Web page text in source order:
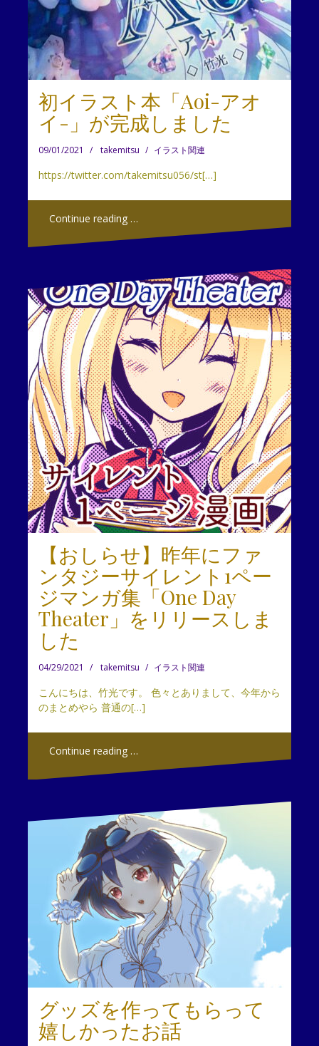
初イラスト本「Aoi-アオ
イ-」が完成しました
09/01/2021 takemitsu イラスト関連
https://twitter.com/takemitsu056/st[…]
Continue reading …
【おしらせ】昨年にファ
ンタジーサイレント1ペー
ジマンガ集「One Day
Theater」をリリースしま
した
04/29/2021 takemitsu イラスト関連
こんにちは、竹光です。 色々とありまして、今年から
のまとめやら 普通の[…]
Continue reading …
グッズを作ってもらって
嬉しかったお話